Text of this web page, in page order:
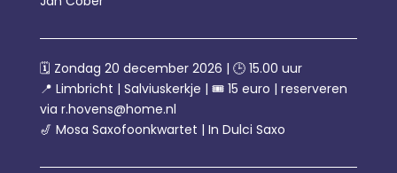
🗓️ Zondag 20 december 2026 | 🕒 15.00 uur
📍 Limbricht | Salviuskerkje | 🎟️ 15 euro | reserveren
via r.hovens@home.nl
🎷 Mosa Saxofoonkwartet | In Dulci Saxo